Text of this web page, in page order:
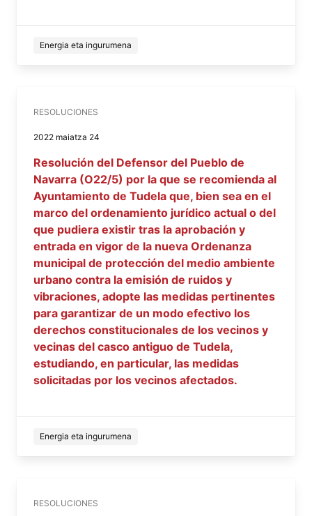
Energia eta ingurumena
RESOLUCIONES
2022 maiatza 24
Resolución del Defensor del Pueblo de
Navarra (O22/5) por la que se recomienda al
Ayuntamiento de Tudela que, bien sea en el
marco del ordenamiento jurídico actual o del
que pudiera existir tras la aprobación y
entrada en vigor de la nueva Ordenanza
municipal de protección del medio ambiente
urbano contra la emisión de ruidos y
vibraciones, adopte las medidas pertinentes
para garantizar de un modo efectivo los
derechos constitucionales de los vecinos y
vecinas del casco antiguo de Tudela,
estudiando, en particular, las medidas
solicitadas por los vecinos afectados.
Energia eta ingurumena
RESOLUCIONES